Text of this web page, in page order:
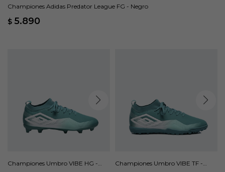
Championes Adidas Predator League FG - Negro
$ 5.890
Championes Umbro VIBE HG -
Championes Umbro VIBE TF -